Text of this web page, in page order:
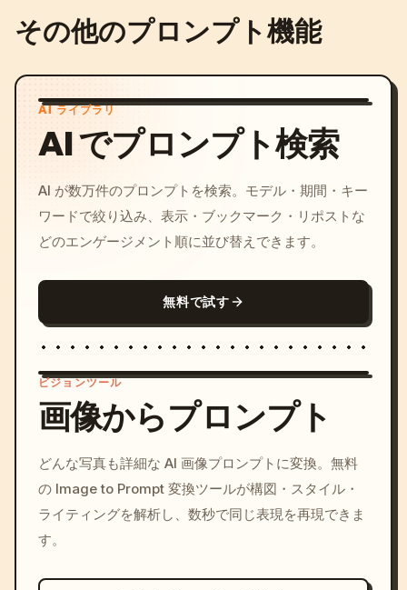
その他のプロンプト機能
AI ライブラリ
AI でプロンプト検索
AI が数万件のプロンプトを検索。モデル・期間・キー
ワードで絞り込み、表示・ブックマーク・リポストな
どのエンゲージメント順に並び替えできます。
無料で試す
c, cyberpunk sunset, neon
colors, 8k --v 6.0
ビジョンツール
画像からプロンプト
どんな写真も詳細な AI 画像プロンプトに変換。無料
の Image to Prompt 変換ツールが構図・スタイル・
ライティングを解析し、数秒で同じ表現を再現できま
す。